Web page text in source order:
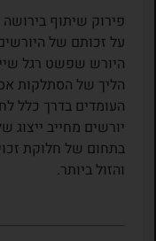
פירוק שיתוף
על זכותם של
היורש שפשט רגל
הליך של הסתלקות
העומדים בדרך כלל
יורשים מחייב ייצוג
בתחום של חלוקת
והזול ביותר.